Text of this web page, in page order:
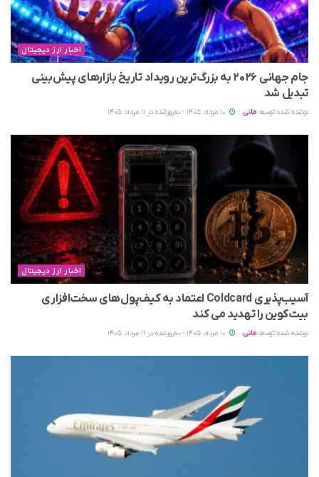
اخبار ارز دیجیتال
جام جهانی ۲۰۲۶ به بزرگ‌ترین رویداد تاریخ بازارهای پیش‌بینی
تبدیل شد
نوشته شده توسط مانی
اخبار ارز دیجیتال
آسیب‌پذیری Coldcard اعتماد به کیف‌پول‌های سخت‌افزاری
بیت‌کوین را تهدید می‌ کند
نوشته شده توسط مانی